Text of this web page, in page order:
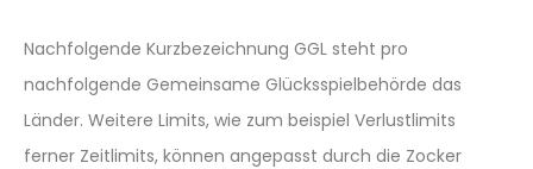
Nachfolgende Kurzbezeichnung GGL steht pro
nachfolgende Gemeinsame Glücksspielbehörde das
Länder. Weitere Limits, wie zum beispiel Verlustlimits
ferner Zeitlimits, können angepasst durch die Zocker